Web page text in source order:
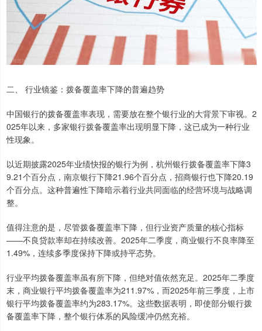
二、 行业镜鉴：拨备覆盖率下降的普遍趋势
中国银行的拨备覆盖率表现，需要放在整个银行业的大背景下审视。2
025年以来，多家银行拨备覆盖率出现明显下降，这已成为一种行业
性现象。
以近期披露2025年业绩快报的银行为例，杭州银行拨备覆盖率下降3
9.21个百分点，南京银行下降21.96个百分点，招商银行也下降20.19
个百分点。这种普遍性下降暗示着行业共同面临的经营环境与战略调
整。
值得注意的是，尽管拨备覆盖率下降，但行业资产质量的核心指标
——不良贷款率却在持续改善。2025年二季度，商业银行不良率降至
1.49%，连续多季度保持下降或持平态势。
行业平均拨备覆盖率虽有所下降，但绝对值依然充足。2025年二季度
末，商业银行平均拨备覆盖率为211.97%，而2025年前三季度，上市
银行平均拨备覆盖率约为283.17%。这些数据表明，即使部分银行拨
备覆盖率下降，整个银行体系的风险缓冲仍然充裕。